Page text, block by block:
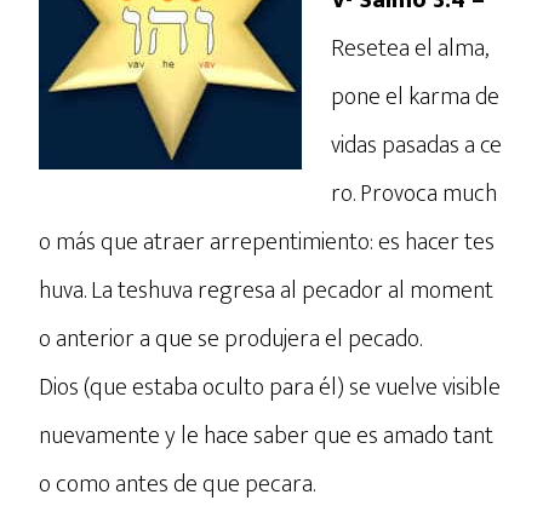
Resetea el alma,
pone el karma de
vidas pasadas a ce
ro. Provoca much
o más que atraer arrepentimiento: es hacer tes
huva. La teshuva regresa al pecador al moment
o anterior a que se produjera el pecado.
Dios (que estaba oculto para él) se vuelve visible
nuevamente y le hace saber que es amado tant
o como antes de que pecara.